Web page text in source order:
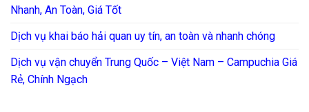
Nhanh, An Toàn, Giá Tốt
Dịch vụ khai báo hải quan uy tín, an toàn và nhanh chóng
Dịch vụ vận chuyển Trung Quốc – Việt Nam – Campuchia Giá
Rẻ, Chính Ngạch